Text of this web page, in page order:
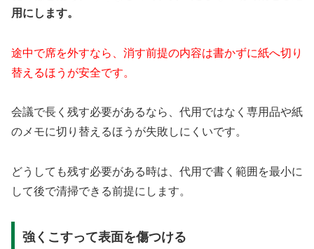
用にします。
途中で席を外すなら、消す前提の内容は書かずに紙へ切り
替えるほうが安全です。
会議で長く残す必要があるなら、代用ではなく専用品や紙
のメモに切り替えるほうが失敗しにくいです。
どうしても残す必要がある時は、代用で書く範囲を最小に
して後で清掃できる前提にします。
強くこすって表面を傷つける